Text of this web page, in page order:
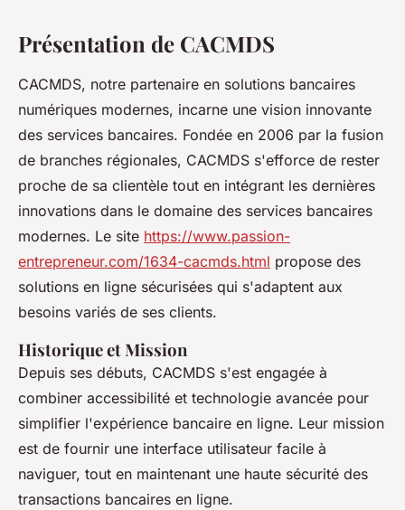
Présentation de CACMDS
CACMDS, notre partenaire en solutions bancaires
numériques modernes, incarne une vision innovante
des services bancaires. Fondée en 2006 par la fusion
de branches régionales, CACMDS s'efforce de rester
proche de sa clientèle tout en intégrant les dernières
innovations dans le domaine des services bancaires
modernes. Le site https://www.passion-
entrepreneur.com/1634-cacmds.html propose des
solutions en ligne sécurisées qui s'adaptent aux
besoins variés de ses clients.
Historique et Mission
Depuis ses débuts, CACMDS s'est engagée à
combiner accessibilité et technologie avancée pour
simplifier l'expérience bancaire en ligne. Leur mission
est de fournir une interface utilisateur facile à
naviguer, tout en maintenant une haute sécurité des
transactions bancaires en ligne.